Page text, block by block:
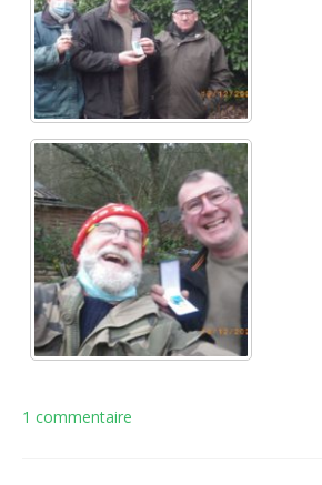
1 commentaire